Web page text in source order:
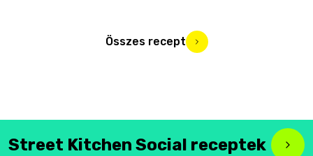
Összes recept
Street Kitchen Social receptek